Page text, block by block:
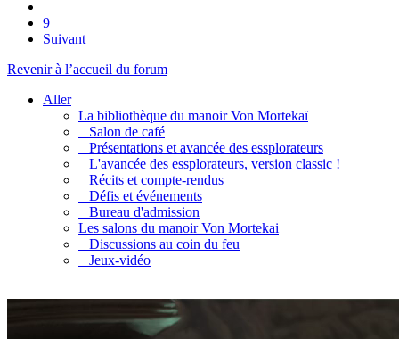
9
Suivant
Revenir à l’accueil du forum
Aller
La bibliothèque du manoir Von Mortekaï
Salon de café
Présentations et avancée des essplorateurs
L'avancée des essplorateurs, version classic !
Récits et compte-rendus
Défis et événements
Bureau d'admission
Les salons du manoir Von Mortekai
Discussions au coin du feu
Jeux-vidéo